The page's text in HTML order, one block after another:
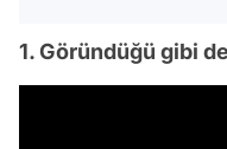
1. Göründüğü gibi